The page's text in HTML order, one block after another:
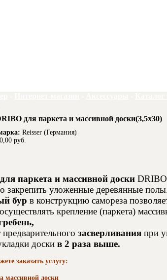
для паркета и массивной доски(3,5х30)
Reisser (Германия)
руб.
для паркета и массивной доски
закрепить уложенные деревянные
бур в конструкцию самореза
крепление (паркета)
засверливания при
доски в 2 раза выше.
заказать услугу:
массивной доски